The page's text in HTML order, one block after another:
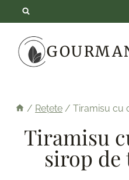
content
/ Rețete / Tiramisu cu
Tiramisu
sirop